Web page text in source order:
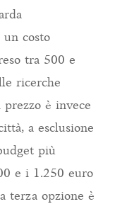
costo
tra 500 e
ricerche
è invece
a esclusione
più
e i 1.250 euro
terza opzione è